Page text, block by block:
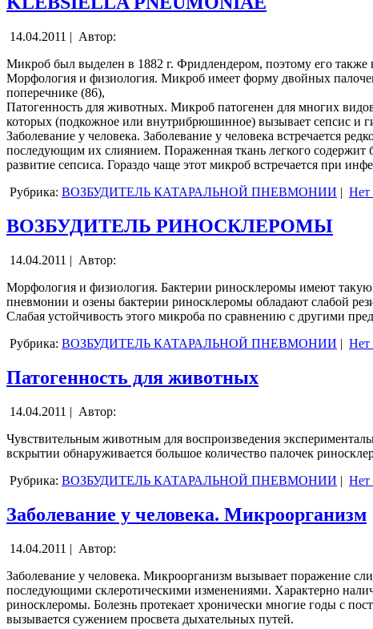
14.04.2011 | Автор:
Микроб был выделен в 1882 г. Фридлендером, поэтому его
Морфология и физиология. Микроб имеет форму двойных
поперечнике (86),
Патогенность для животных. Микроб патогенен для многих
которых (подкожное или внутрибрюшинное) вызывает сепсис и
Заболевание у человека. Заболевание у человека встречается
последующим их слиянием. Пораженная ткань легкого содержит
развитие сепсиса. Гораздо чаще этот микроб встречается при
Рубрика: ВОЗБУДИТЕЛЬ КАТАРАЛЬНОЙ ПНЕВМОНИИ | Нет
ВОЗБУДИТЕЛЬ РИНОСКЛЕРОМЫ
14.04.2011 | Автор:
Морфология и физиология. Бактерии риносклеромы имеют
пневмонии и озены бактерии риносклеромы обладают слабой
Слабая устойчивость этого микроба по сравнению с другими
Рубрика: ВОЗБУДИТЕЛЬ КАТАРАЛЬНОЙ ПНЕВМОНИИ | Нет
Патогенность для животных
14.04.2011 | Автор:
Чувствительным животным для воспроизведения
вскрытии обнаруживается большое количество палочек
Рубрика: ВОЗБУДИТЕЛЬ КАТАРАЛЬНОЙ ПНЕВМОНИИ | Нет
Заболевание у человека. Микроорганизм
14.04.2011 | Автор:
Заболевание у человека. Микроорганизм вызывает поражение
последующими склеротическими изменениями. Характерно
риносклеромы. Болезнь протекает хронически многие годы с
вызывается сужением просвета дыхательных путей.